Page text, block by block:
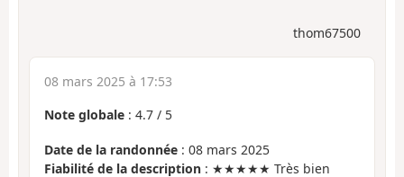
thom67500
08 mars 2025 à 17:53
Note globale : 4.7 / 5
Date de la randonnée : 08 mars 2025
Fiabilité de la description : ★★★★★ Très bien